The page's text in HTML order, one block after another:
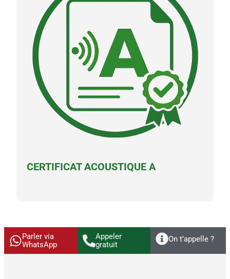
CERTIFICAT ACOUSTIQUE A
Parler via
WhatsApp
Appeler
gratuit
On t’appelle ?